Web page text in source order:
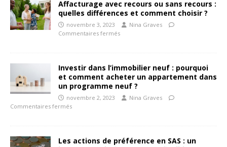
Affacturage avec recours ou sans recours :
quelles différences et comment choisir ?
novembre 3, 2023
Nina Graves
Commentaires fermés
Investir dans l’immobilier neuf : pourquoi
et comment acheter un appartement dans
un programme neuf ?
novembre 2, 2023
Nina Graves
Commentaires fermés
Les actions de préférence en SAS : un